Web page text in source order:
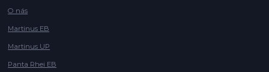
O nás
Martinus EB
Martinus UP
Panta Rhei EB